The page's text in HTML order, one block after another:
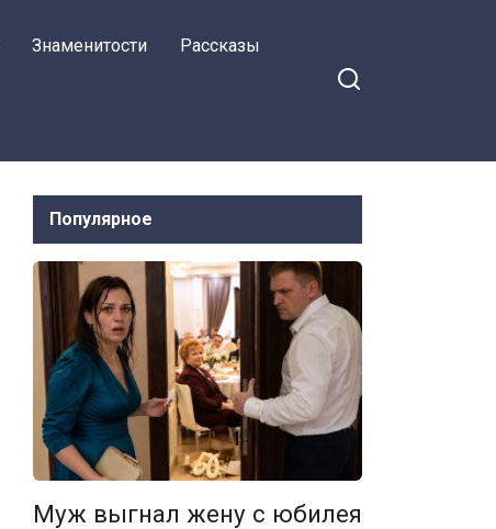
Знаменитости Рассказы
Популярное
Муж выгнал жену с юбилея